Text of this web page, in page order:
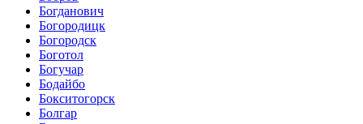
Богданович
Богородицк
Богородск
Боготол
Богучар
Бодайбо
Бокситогорск
Болгар